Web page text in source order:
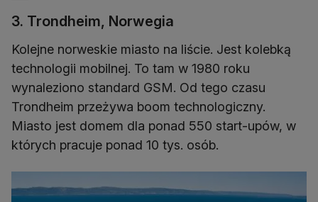
3. Trondheim, Norwegia
Kolejne norweskie miasto na liście. Jest kolebką
technologii mobilnej. To tam w 1980 roku
wynaleziono standard GSM. Od tego czasu
Trondheim przeżywa boom technologiczny.
Miasto jest domem dla ponad 550 start-upów, w
których pracuje ponad 10 tys. osób.